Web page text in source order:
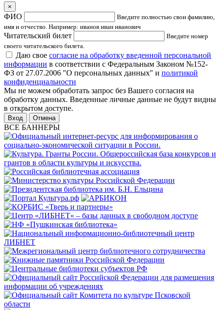
×
ФИО
Введите полностью свои фамилию,
имя и отчество. Например: иванов иван иванович
Читательский билет
Введите номер
своего читательского билета.
Даю свое согласие на обработку введенной персональной
информации в соответствии с Федеральным Законом №152-
ФЗ от 27.07.2006 "О персональных данных" и политикой
конфиденциальности
Мы не можем обработать запрос без Вашего согласия на
обработку данных. Введенные личные данные не будут видны
в открытом доступе.
Отмена
ВСЕ БАННЕРЫ